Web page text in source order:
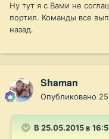
Ну тут я с Вами не
портил. Команды все
назад.
Shaman
Опубликовано
В 25.05.2015 в